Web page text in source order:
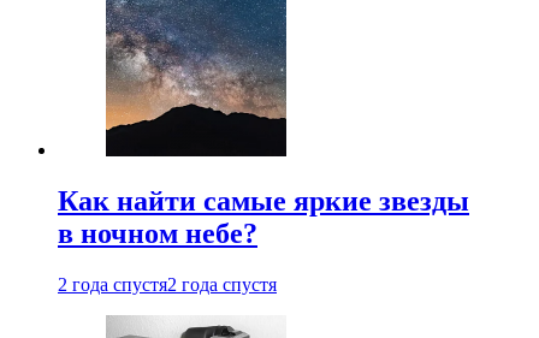
Как найти самые яркие звезды
в ночном небе?
2 года спустя2 года спустя